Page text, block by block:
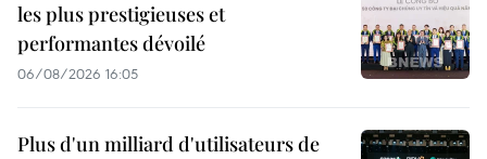
les plus prestigieuses et
performantes dévoilé
06/08/2026 16:05
Plus d'un milliard d'utilisateurs de